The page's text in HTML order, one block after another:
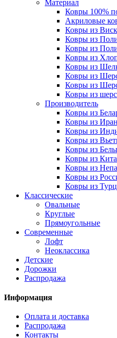
Материал
Ковры 100%
Акриловые
Ковры из
Ковры из
Ковры из
Ковры из
Ковры из
Ковры из
Ковры из
Ковры из
Производитель
Ковры из
Ковры из
Ковры из
Ковры из
Ковры из
Ковры из
Ковры из
Ковры из
Ковры из
Классические
Овальные
Круглые
Прямоугольные
Современные
Лофт
Неоклассика
Детские
Дорожки
Распродажа
Информация
Оплата и доставка
Распродажа
Контакты